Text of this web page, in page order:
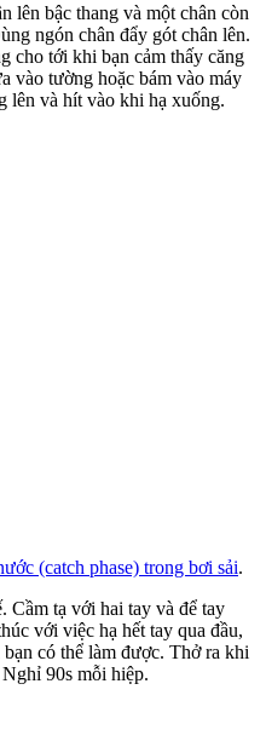
lên bậc thang và một chân còn
ngón chân đẩy gót chân lên.
cho tới khi bạn cảm thấy căng
vào tường hoặc bám vào máy
lên và hít vào khi hạ xuống.
(catch phase) trong bơi sải.
Cầm tạ với hai tay và để tay
với việc hạ hết tay qua đầu,
bạn có thể làm được. Thở ra khi
90s mỗi hiệp.